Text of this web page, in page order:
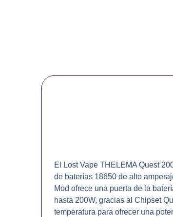
El Lost Vape THELEMA Quest
de baterías 18650 de alto
Mod ofrece una puerta de la
hasta 200W, gracias al Chipset
temperatura para ofrecer una